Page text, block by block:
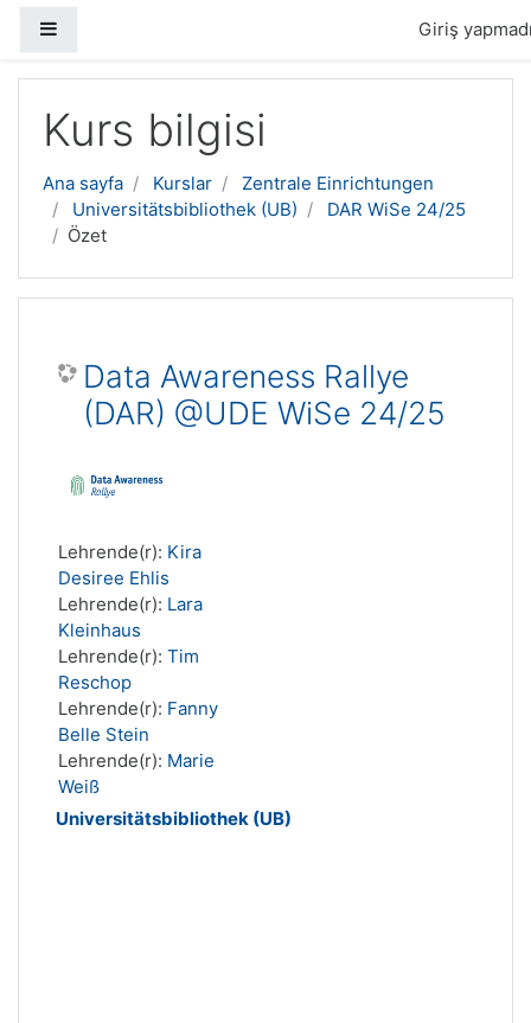
Giriş
Kurs bilgisi
Ana sayfa Kurslar
Zentrale Einrichtungen
Universitätsbibliothek (UB)
DAR WiSe 24/25
Özet
Data Awareness Rallye
(DAR) @UDE WiSe 24/25
Lehrende(r): Kira
Desiree Ehlis
Lehrende(r): Lara
Kleinhaus
Lehrende(r): Tim
Reschop
Lehrende(r): Fanny
Belle Stein
Lehrende(r): Marie
Weiß
Universitätsbibliothek (UB)